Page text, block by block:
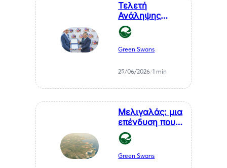
Τελετή
Ανάληψης
Καθηκόντων
του Επίτιμου
Προξένου της
της Χιλής στη
Θεσσαλονίκη, κ.
Αθανάσιου
Green Swans
25/06/2026/1 min
Μελιγαλάς: μια
επένδυση που
μετατρέπει ένα
χρόνιο
πρόβλημα της
Μεσσηνίας σε
Green Swans